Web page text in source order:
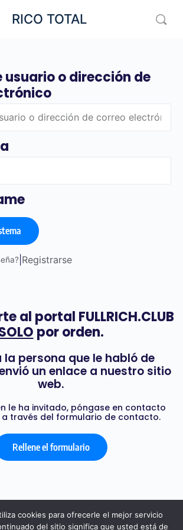
RICO TOTAL
al portal FULLRICH.CLUB
por orden.
la persona que le habló de
un enlace a nuestro sitio
web.
le ha invitado, póngase en contacto
través del formulario de contacto.
Rellene el formulario
usuario o dirección de
Registrarse
cookies para ofrecerle el mejor servicio
del sitio significa que usted está de